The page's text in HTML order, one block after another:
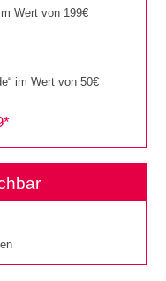
Wert von 199€
im Wert von 50€